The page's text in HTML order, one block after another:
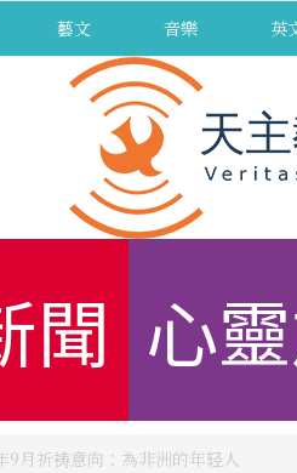
藝文 音樂 英
聞 心
9月祈祷意向：為非洲的年轻人